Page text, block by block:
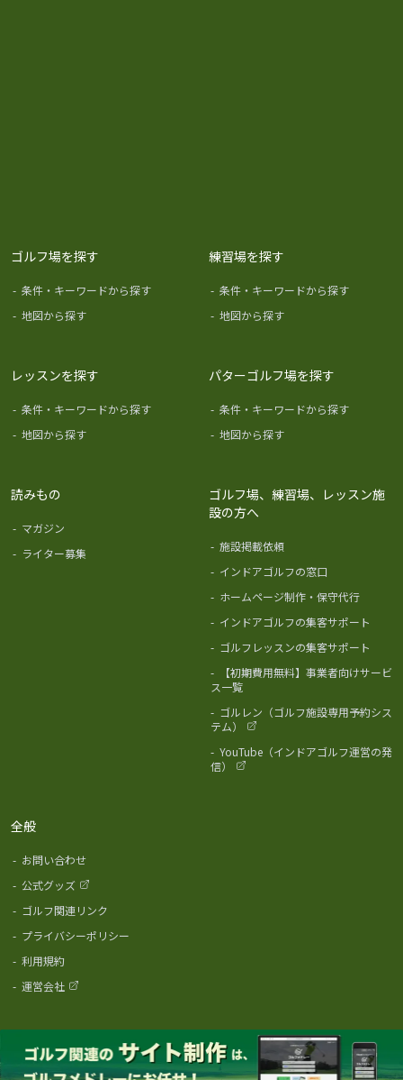
ゴルフ場を探す
- 条件・キーワードから探す
- 地図から探す
練習場を探す
- 条件・キーワードから探す
- 地図から探す
レッスンを探す
- 条件・キーワードから探す
- 地図から探す
パターゴルフ場を探す
- 条件・キーワードから探す
- 地図から探す
読みもの
- マガジン
- ライター募集
ゴルフ場、練習場、レッスン施
設の方へ
- 施設掲載依頼
- インドアゴルフの窓口
- ホームページ制作・保守代行
- インドアゴルフの集客サポート
- ゴルフレッスンの集客サポート
-
【初期費用無料】事業者向けサービ
ス一覧
- ゴルレン（ゴルフ施設専用予約シス
テム）
- YouTube（インドアゴルフ運営の発
信）
全般
- お問い合わせ
- 公式グッズ
- ゴルフ関連リンク
- プライバシーポリシー
- 利用規約
- 運営会社